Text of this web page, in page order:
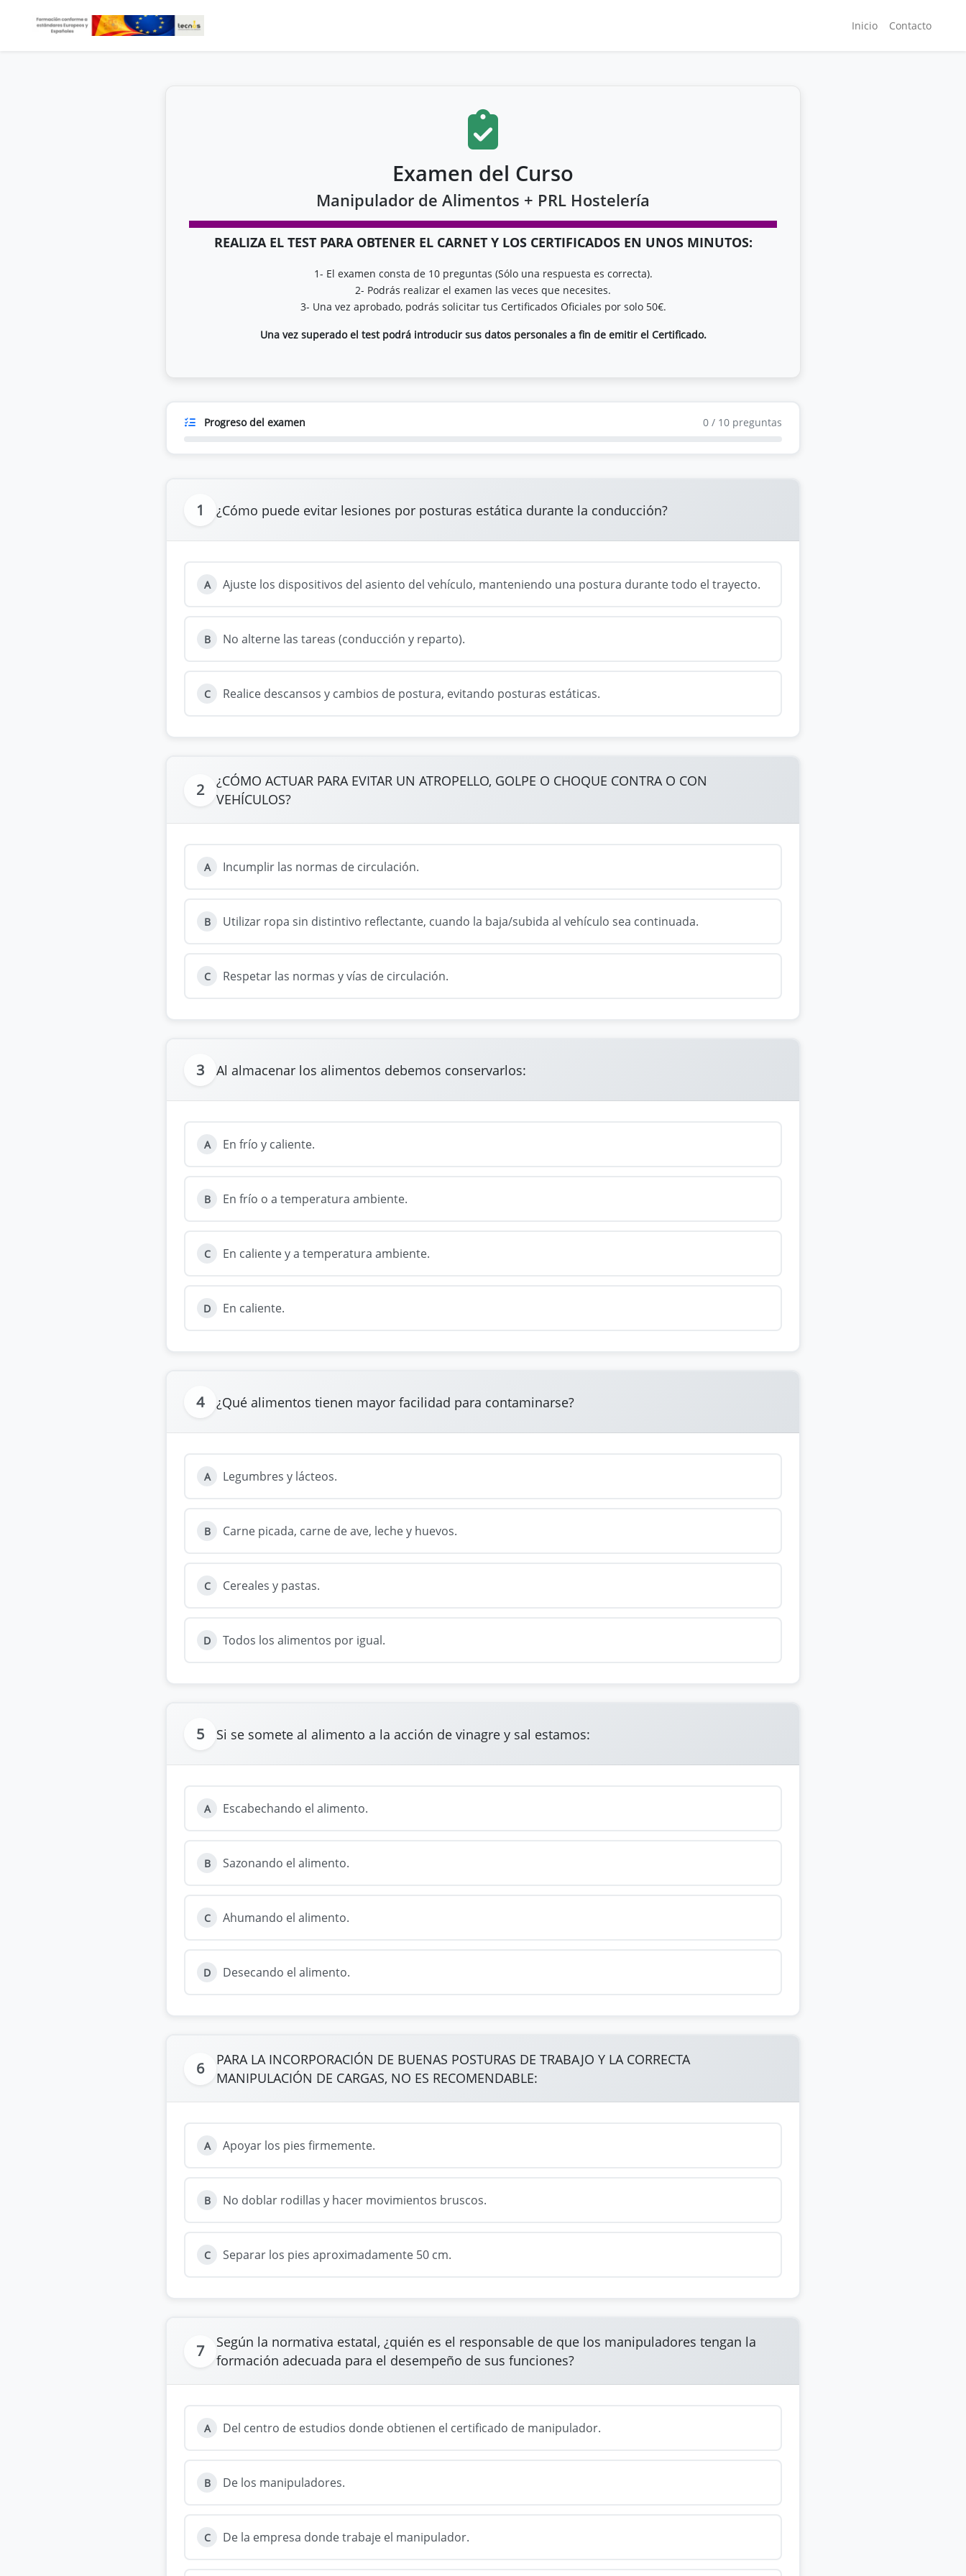
Inicio Contacto
Examen del Curso
Manipulador de Alimentos + PRL Hostelería
REALIZA EL TEST PARA OBTENER EL CARNET Y LOS CERTIFICADOS EN UNOS MINUTOS:
1- El examen consta de 10 preguntas (Sólo una respuesta es correcta).
2- Podrás realizar el examen las veces que necesites.
Una vez superado el test podrá introducir sus datos personales a fin de emitir el Certificado.
Progreso del examen 0 / 10 preguntas
1 ¿Cómo puede evitar lesiones por posturas estática durante la conducción?
A Ajuste los dispositivos del asiento del vehículo, manteniendo una postura durante todo el trayecto.
B No alterne las tareas (conducción y reparto).
C Realice descansos y cambios de postura, evitando posturas estáticas.
2
¿CÓMO ACTUAR PARA EVITAR UN ATROPELLO, GOLPE O CHOQUE CONTRA O CON
VEHÍCULOS?
A Incumplir las normas de circulación.
B Utilizar ropa sin distintivo reflectante, cuando la baja/subida al vehículo sea continuada.
C Respetar las normas y vías de circulación.
3 Al almacenar los alimentos debemos conservarlos:
A En frío y caliente.
B En frío o a temperatura ambiente.
C En caliente y a temperatura ambiente.
D En caliente.
4 ¿Qué alimentos tienen mayor facilidad para contaminarse?
A Legumbres y lácteos.
B Carne picada, carne de ave, leche y huevos.
C Cereales y pastas.
D Todos los alimentos por igual.
5 Si se somete al alimento a la acción de vinagre y sal estamos:
A Escabechando el alimento.
B Sazonando el alimento.
C Ahumando el alimento.
D Desecando el alimento.
6
PARA LA INCORPORACIÓN DE BUENAS POSTURAS DE TRABAJO Y LA CORRECTA
MANIPULACIÓN DE CARGAS, NO ES RECOMENDABLE:
A Apoyar los pies firmemente.
B No doblar rodillas y hacer movimientos bruscos.
C Separar los pies aproximadamente 50 cm.
7
Según la normativa estatal, ¿quién es el responsable de que los manipuladores tengan la
formación adecuada para el desempeño de sus funciones?
A Del centro de estudios donde obtienen el certificado de manipulador.
B De los manipuladores.
C De la empresa donde trabaje el manipulador.